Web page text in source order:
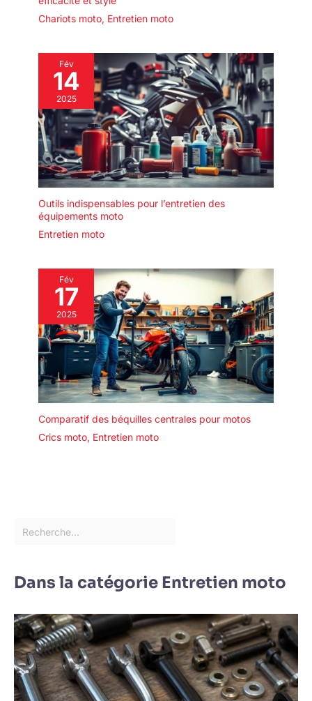
Chariots moto, Entretien moto
Fév
14
2025
Outils indispensables pour l’entretien des
équipements moto
Entretien moto
Fév
17
2025
Comparatif des béquilles centrales pour motos
Crics moto, Entretien moto
Dans la catégorie Entretien moto